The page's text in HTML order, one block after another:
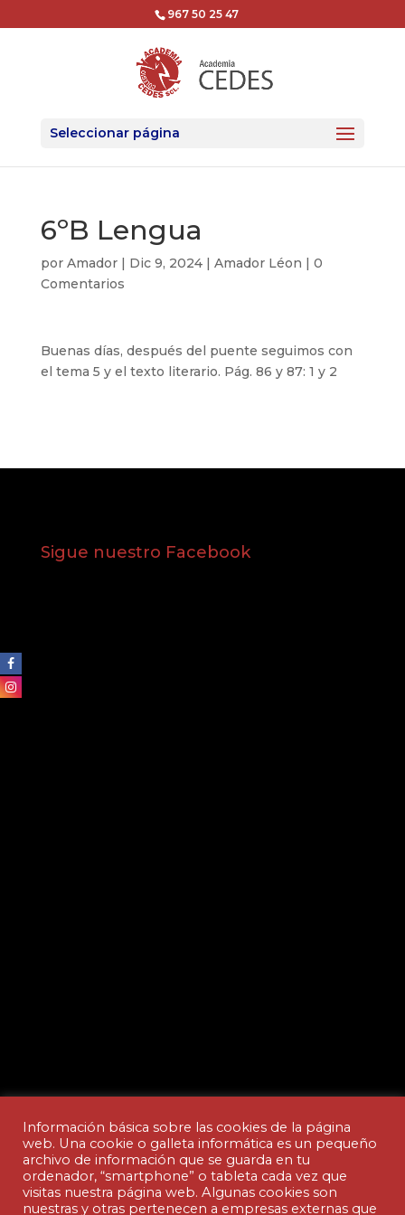
967 50 25 47
Seleccionar página
6ºB Lengua
por Amador| Dic 9, 2024| Amador Léon | 0
Comentarios
Buenas días, después del puente seguimos con
el tema 5 y el texto literario. Pág. 86 y 87: 1 y 2
Sigue nuestro Facebook
Aviso legal y Política de privacidad
Información básica sobre las cookies de la página
web. Una cookie o galleta informática es un pequeño
archivo de información que se guarda en tu
ordenador, “smartphone” o tableta cada vez que
visitas nuestra página web. Algunas cookies son
nuestras y otras pertenecen a empresas externas que